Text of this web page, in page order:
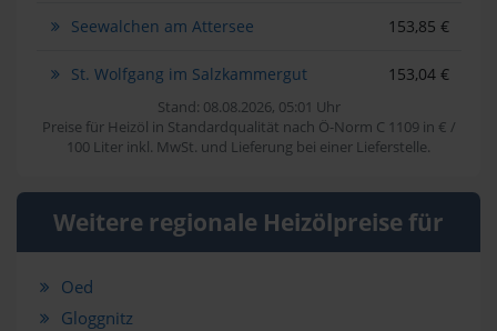
Seewalchen am Attersee 153,85 €
St. Wolfgang im Salzkammergut 153,04 €
Stand: 08.08.2026, 05:01 Uhr
Preise für Heizöl in Standardqualität nach Ö-Norm C 1109 in € /
100 Liter inkl. MwSt. und Lieferung bei einer Lieferstelle.
Weitere regionale Heizölpreise für
Oed
Gloggnitz